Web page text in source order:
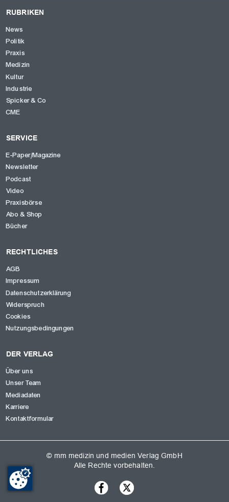
RUBRIKEN
News
Politik
Praxis
Medizin
Kultur
Industrie
Spicker & Co
CME
SERVICE
E-Paper/Magazine
Newsletter
Podcast
Video
Praxisbörse
Abo & Shop
Bücher
RECHTLICHES
AGB
Impressum
Datenschutzerklärung
Widerspruch
Cookies
Nutzungsbedingungen
DER VERLAG
Über uns
Unser Team
Mediadaten
Karriere
Kontaktformular
© mm medizin und medien Verlag GmbH
Alle Rechte vorbehalten.